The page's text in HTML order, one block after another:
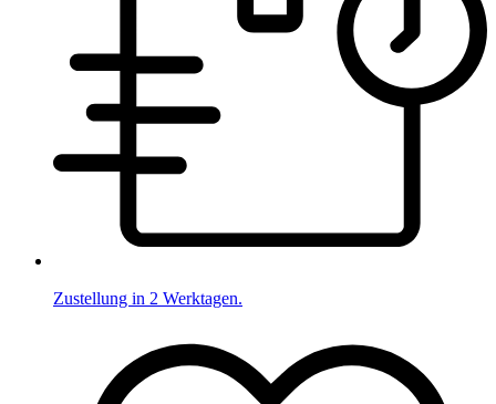
Zustellung in 2 Werktagen.